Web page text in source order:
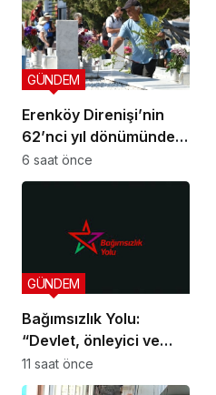
Erenköy Direnişi’nin
62’nci yıl dönümünde
şehitler törenle anıldı
GÜNDEM
6 saat önce
Bağımsızlık Yolu:
“Devlet, önleyici ve
koruyucu
sorumluluklarını yerine
GÜNDEM
11 saat önce